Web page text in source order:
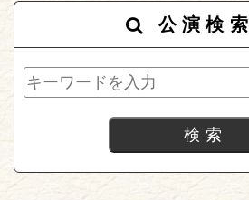
公演検索